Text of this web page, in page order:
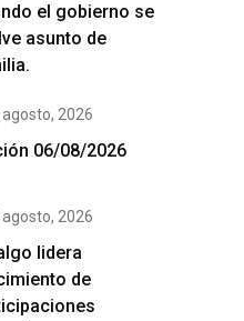
el gobierno se
asunto de
agosto, 2026
06/08/2026
agosto, 2026
lidera
de